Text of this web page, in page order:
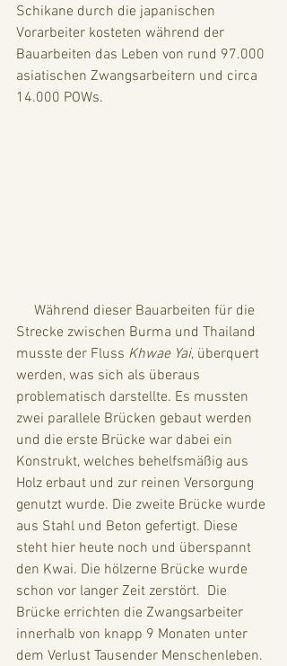
Schikane durch die japanischen
Vorarbeiter kosteten während der
Bauarbeiten das Leben von rund 97.000
asiatischen Zwangsarbeitern und circa
14.000 POWs.
Strecke zwischen Burma und Thailand
musste der Fluss Khwae Yai, überquert
werden, was sich als überaus
problematisch darstellte. Es mussten
zwei parallele Brücken gebaut werden
und die erste Brücke war dabei ein
Konstrukt, welches behelfsmäßig aus
Holz erbaut und zur reinen Versorgung
genutzt wurde. Die zweite Brücke wurde
aus Stahl und Beton gefertigt. Diese
steht hier heute noch und überspannt
den Kwai. Die hölzerne Brücke wurde
schon vor langer Zeit zerstört.  Die
Brücke errichten die Zwangsarbeiter
innerhalb von knapp 9 Monaten unter
dem Verlust Tausender Menschenleben.